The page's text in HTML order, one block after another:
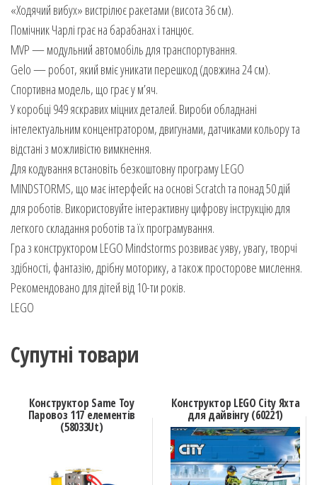
«Ходячий вибух» вистрілює ракетами (висота 36 см).
Помічник Чарлі грає на барабанах і танцює.
MVP — модульний автомобіль для транспортування.
Gelo — робот, який вміє уникати перешкод (довжина 24 см).
Спортивна модель, що грає у м’яч.
У коробці 949 яскравих міцних деталей. Вироби обладнані
інтелектуальним концентратором, двигунами, датчиками кольору та
відстані з можливістю вимкнення.
Для кодування встановіть безкоштовну програму LEGO
MINDSTORMS, що має інтерфейс на основі Scratch та понад 50 дій
для роботів. Використовуйте інтерактивну цифрову інструкцію для
легкого складання роботів та їх програмування.
Гра з конструктором LEGO Mindstorms розвиває уяву, увагу, творчі
здібності, фантазію, дрібну моторику, а також просторове мислення.
Рекомендовано для дітей від 10-ти років.
LEGO
Супутні товари
Конструктор Same Toy
Паровоз 117 елементів
(58033Ut)
Конструктор LEGO City Яхта
для дайвінгу (60221)